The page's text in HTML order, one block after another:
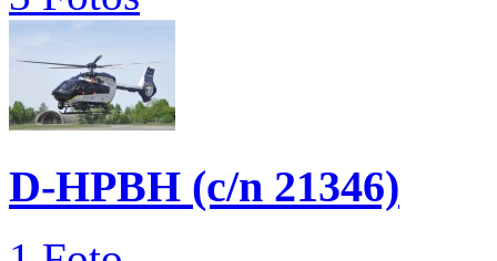
D-HPBH (c/n 21346)